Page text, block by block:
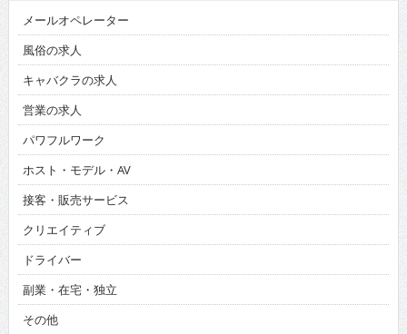
メールオペレーター
風俗の求人
キャバクラの求人
営業の求人
パワフルワーク
ホスト・モデル・AV
接客・販売サービス
クリエイティブ
ドライバー
副業・在宅・独立
その他